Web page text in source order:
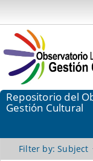
Repositorio del
Gestión Cultural
Filter by: Subject